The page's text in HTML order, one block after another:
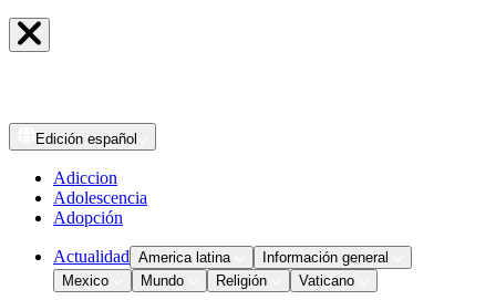
Edición español
Adiccion
Adolescencia
Adopción
Actualidad America latina
Información general
Mexico
Mundo Religión Vaticano